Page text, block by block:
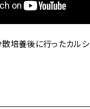
培養後に行ったカル